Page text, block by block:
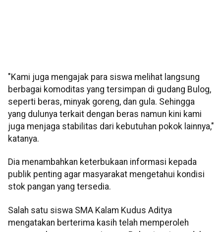
"Kami juga mengajak para siswa melihat langsung
berbagai komoditas yang tersimpan di gudang Bulog,
seperti beras, minyak goreng, dan gula. Sehingga
yang dulunya terkait dengan beras namun kini kami
juga menjaga stabilitas dari kebutuhan pokok lainnya,"
katanya.
Dia menambahkan keterbukaan informasi kepada
publik penting agar masyarakat mengetahui kondisi
stok pangan yang tersedia.
Salah satu siswa SMA Kalam Kudus Aditya
mengatakan berterima kasih telah memperoleh